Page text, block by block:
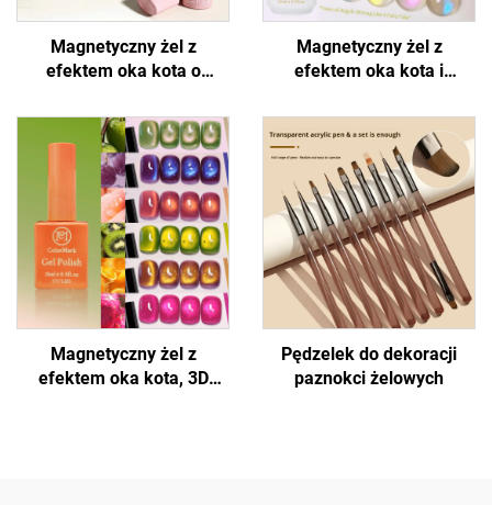
Magnetyczny żel z
efektem oka kota o
Magnetyczny żel z
efektem oka kota i
Magnetyczny żel z
efektem oka kota, 3D
Pędzelek do dekoracji
paznokci żelowych